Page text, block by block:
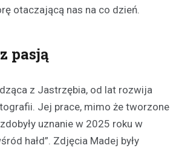
otaczającą nas na co dzień.
pasją
z Jastrzębia, od lat rozwija
Jej prace, mimo że tworzone
uznanie w 2025 roku w
hałd”. Zdjęcia Madej były